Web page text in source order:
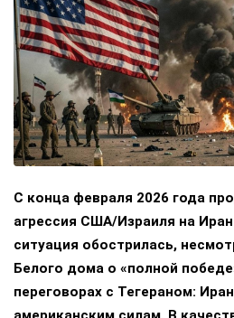
С конца февраля 2026 года
агрессия США/Израиля на
ситуация обострилась,
Белого дома о «полной
переговорах с Тегераном: